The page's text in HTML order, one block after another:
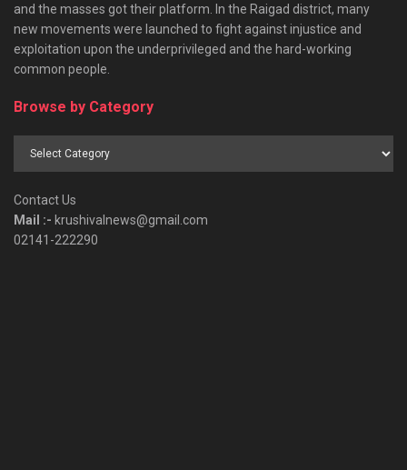
and the masses got their platform. In the Raigad district, many
new movements were launched to fight against injustice and
exploitation upon the underprivileged and the hard-working
common people.
Browse by Category
Contact Us
Mail :- krushivalnews@gmail.com
02141-222290